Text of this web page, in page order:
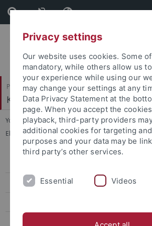
Skip
to
content
Skip
to
footer
Philosophische Fakultät
Kunsthistorisches Institut
You are here: Startseite
...
Ehemalige Kustoden der Graphischen Sammlung
Ehemalige Kustoden der Graphischen Sammlung
Privacy settings
Our website uses cookies. Some
mandatory, while others allow us
your experience while using our
may change your settings at any
Data Privacy Statement at the
page. When you accept the
playback, third-party providers
additional cookies for targeting
purposes and your data may be
third party’s other services.
Essential Videos